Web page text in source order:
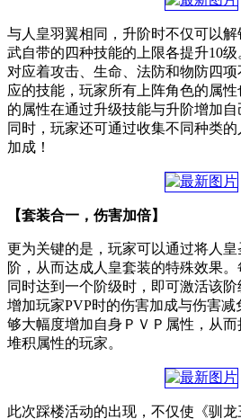
与人皇羽翼相同，升阶时不仅可以
武自带的四种技能的上限各提升10
对应着攻击、生命、法防和物防四
应的技能，玩家所有上阵角色的属
的属性在通过升级技能与升阶增加
同时，玩家还可通过收集不同种类
加成！
【套装合一，伤害加倍】
更为关键的是，玩家可以通过将人
阶，从而达成人皇套装的特殊效果
同时达到一个阶级时，即可激活该
增加玩家PVP时的伤害加成与伤害
够大幅度增加自身ＰＶＰ属性，从
堆积属性的玩家。
此次踩楼活动的出现，不仅使《驯